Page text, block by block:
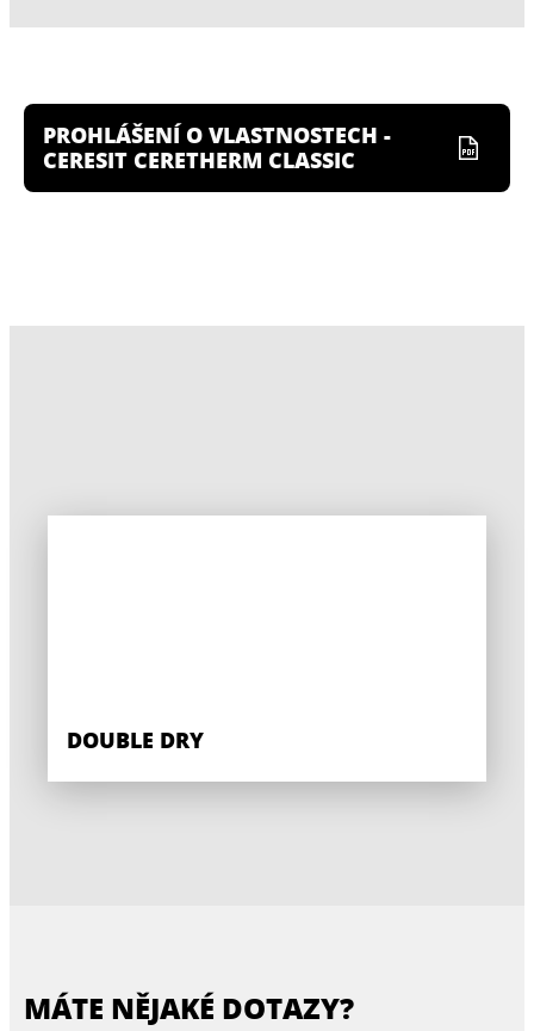
PROHLÁŠENÍ O VLASTNOSTECH -
CERESIT CERETHERM CLASSIC
DOUBLE DRY
MÁTE NĚJAKÉ DOTAZY?